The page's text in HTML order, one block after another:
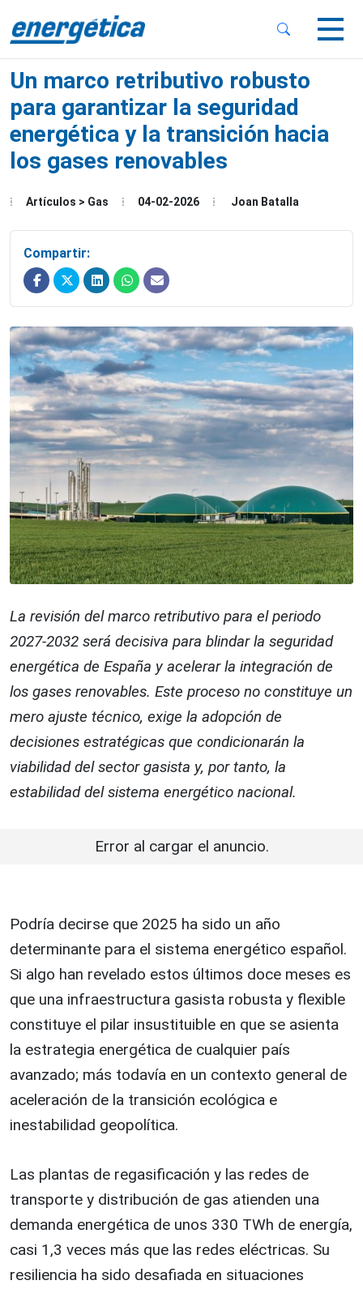
Menu
Menu
Un marco retributivo robusto
para garantizar la seguridad
energética y la transición hacia
los gases renovables
Artículos > Gas 04-02-2026 Joan Batalla
Compartir:
La revisión del marco retributivo para el periodo
2027-2032 será decisiva para blindar la seguridad
energética de España y acelerar la integración de
los gases renovables. Este proceso no constituye un
mero ajuste técnico, exige la adopción de
decisiones estratégicas que condicionarán la
viabilidad del sector gasista y, por tanto, la
estabilidad del sistema energético nacional.
Error al cargar el anuncio.
Podría decirse que 2025 ha sido un año
determinante para el sistema energético español.
Si algo han revelado estos últimos doce meses es
que una infraestructura gasista robusta y flexible
constituye el pilar insustituible en que se asienta
la estrategia energética de cualquier país
avanzado; más todavía en un contexto general de
aceleración de la transición ecológica e
inestabilidad geopolítica.
Las plantas de regasificación y las redes de
transporte y distribución de gas atienden una
demanda energética de unos 330 TWh de energía,
casi 1,3 veces más que las redes eléctricas. Su
resiliencia ha sido desafiada en situaciones